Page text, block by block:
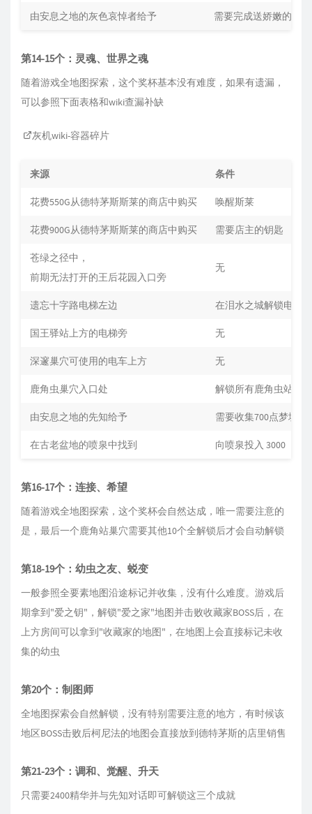
由安息之地的灰色哀悼者给予 需要完成送娇嫩的花
第14-15个：灵魂、世界之魂
随着游戏全地图探索，这个奖杯基本没有难度，如果有遗漏，
可以参照下面表格和wiki查漏补缺
灰机wiki-容器碎片
来源 条件
花费‍550G从德特茅斯斯莱的商店中购买 唤醒斯莱
花费‍900G从德特茅斯斯莱的商店中购买 需要店主的钥匙
苍绿之径中，
前期无法打开的王后花园入口旁
无
遗忘十字路电梯左边 在泪水之城解锁电梯
国王驿站上方的电梯旁 无
深邃巢穴可使用的电车上方 无
鹿角虫巢穴入口处 解锁所有鹿角虫站
由安息之地的先知给予 需要收集700点梦境精
在古老盆地的喷泉中找到 向喷泉投入 ‍3000
第16-17个：连接、希望
随着游戏全地图探索，这个奖杯会自然达成，唯一需要注意的
是，最后一个鹿角站巢穴需要其他10个全解锁后才会自动解锁
第18-19个：幼虫之友、蜕变
一般参照全要素地图沿途标记并收集，没有什么难度。游戏后
期拿到"爱之钥"，解锁"爱之家"地图并击败收藏家BOSS后，在
上方房间可以拿到"收藏家的地图"，在地图上会直接标记未收
集的幼虫
第20个：制图师
全地图探索会自然解锁，没有特别需要注意的地方，有时候该
地区BOSS击败后柯尼法的地图会直接放到德特茅斯的店里销售
第21-23个：调和、觉醒、升天
只需要2400精华并与先知对话即可解锁这三个成就